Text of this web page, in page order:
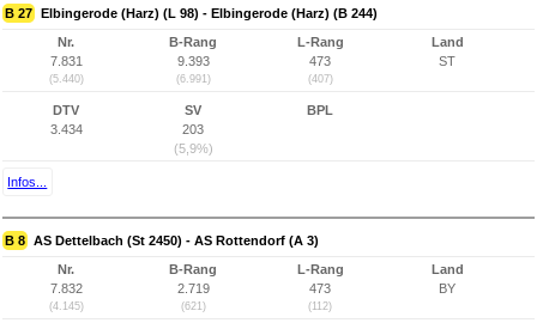
B 27 Elbingerode (Harz) (L 98) - Elbingerode (Harz) (B 244)
Nr.
7.831
(5.440)
B-Rang
9.393
(6.991)
L-Rang
473
(407)
Land
ST
DTV
3.434
SV
203
(5,9%)
BPL
Infos...
B 8 AS Dettelbach (St 2450) - AS Rottendorf (A 3)
Nr.
7.832
(4.145)
B-Rang
2.719
(621)
L-Rang
473
(112)
Land
BY